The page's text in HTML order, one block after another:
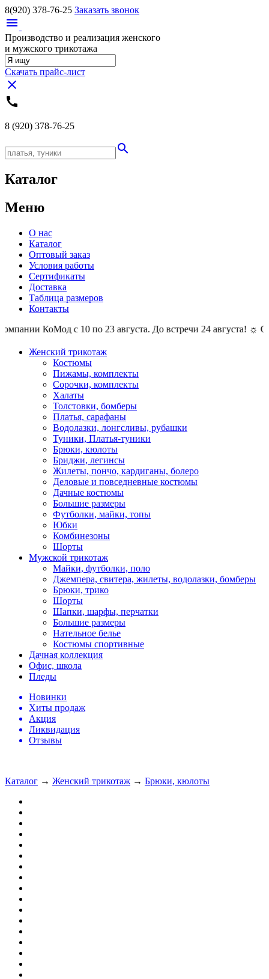
8(920) 378-76-25 Заказать звонок
menu
Производство и реализация женского
и мужского трикотажа
Скачать прайс-лист
close
call
8 (920) 378-76-25
search
Каталог
Меню
О нас
Каталог
Оптовый заказ
Условия работы
Сертификаты
Доставка
Таблица размеров
Контакты
КоМод с 10 по 23 августа. До встречи 24 августа! ☼
Женский трикотаж
Костюмы
Пижамы, комплекты
Сорочки, комплекты
Халаты
Толстовки, бомберы
Платья, сарафаны
Водолазки, лонгсливы, рубашки
Туники, Платья-туники
Брюки, кюлоты
Бриджи, легинсы
Жилеты, пончо, кардиганы, болеро
Деловые и повседневные костюмы
Дачные костюмы
Большие размеры
Футболки, майки, топы
Юбки
Комбинезоны
Шорты
Мужской трикотаж
Майки, футболки, поло
Джемпера, свитера, жилеты, водолазки, бомберы
Брюки, трико
Шорты
Шапки, шарфы, перчатки
Большие размеры
Нательное белье
Костюмы спортивные
Дачная коллекция
Офис, школа
Пледы
Новинки
Хиты продаж
Акция
Ликвидация
Отзывы
Каталог → Женский трикотаж → Брюки, кюлоты